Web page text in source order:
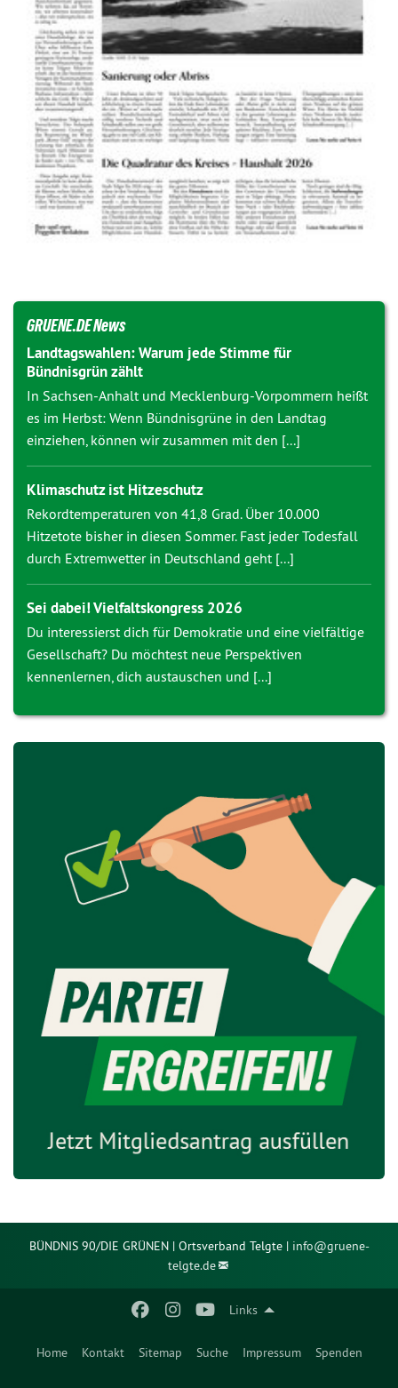
Links
Home Kontakt Sitemap Suche Impressum Spenden
GRUENE.DE News
Landtagswahlen: Warum jede Stimme für
Bündnisgrün zählt
In Sachsen-Anhalt und Mecklenburg-Vorpommern heißt
es im Herbst: Wenn Bündnisgrüne in den Landtag
einziehen, können wir zusammen mit den [...]
Klimaschutz ist Hitzeschutz
Rekordtemperaturen von 41,8 Grad. Über 10.000
Hitzetote bisher in diesen Sommer. Fast jeder Todesfall
durch Extremwetter in Deutschland geht [...]
Sei dabei! Vielfaltskongress 2026
Du interessierst dich für Demokratie und eine vielfältige
Gesellschaft? Du möchtest neue Perspektiven
kennenlernen, dich austauschen und [...]
BÜNDNIS 90/DIE GRÜNEN | Ortsverband Telgte | info@gruene-
telgte.de